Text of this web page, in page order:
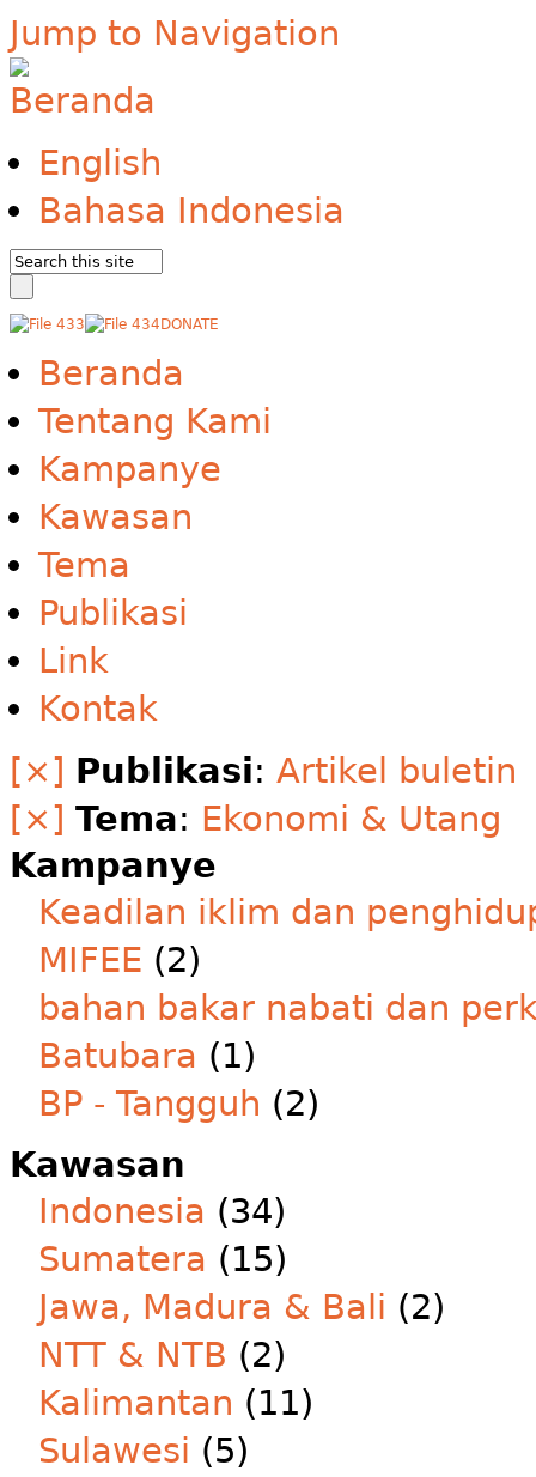
Jump to Navigation
English
Bahasa Indonesia
DONATE
Beranda
Tentang Kami
Kampanye
Kawasan
Tema
Publikasi
Link
Kontak
[×] Publikasi: Artikel buletin
[×] Tema: Ekonomi & Utang
Kampanye
Keadilan iklim dan
MIFEE (2)
bahan bakar nabati dan
Batubara (1)
BP - Tangguh (2)
Kawasan
Indonesia (34)
Sumatera (15)
Jawa, Madura & Bali (2)
NTT & NTB (2)
Kalimantan (11)
Sulawesi (5)